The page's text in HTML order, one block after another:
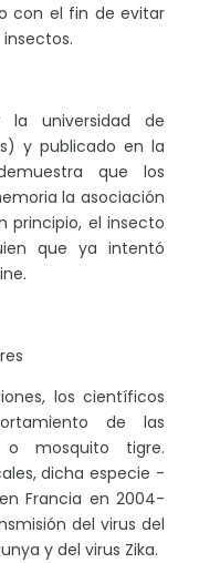
con el fin de evitar
la universidad de
y publicado en la
que los
la asociación
principio, el insecto
que ya intentó
los científicos
de las
o mosquito tigre.
dicha especie -
Francia en 2004-
del virus del
y del virus Zika.